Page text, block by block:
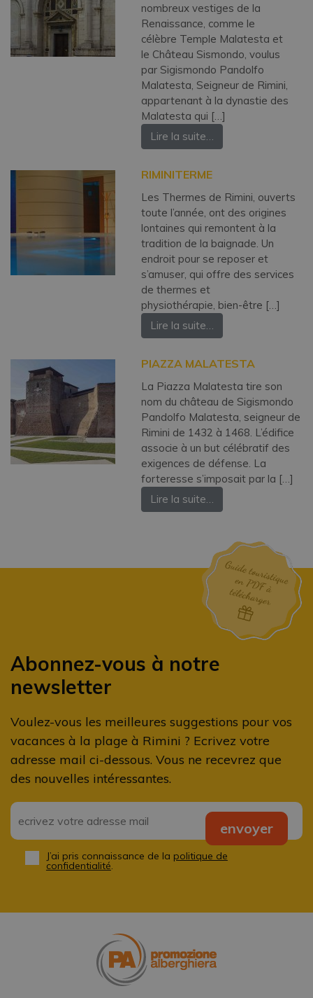
nombreux vestiges de la
Renaissance, comme le
célèbre Temple Malatesta et
le Château Sismondo, voulus
par Sigismondo Pandolfo
Malatesta, Seigneur de Rimini,
appartenant à la dynastie des
Malatesta qui […]
Lire la suite…
RIMINITERME
Les Thermes de Rimini, ouverts
toute l’année, ont des origines
lontaines qui remontent à la
tradition de la baignade. Un
endroit pour se reposer et
s’amuser, qui offre des services
de thermes et
physiothérapie, bien-être […]
Lire la suite…
PIAZZA MALATESTA
La Piazza Malatesta tire son
nom du château de Sigismondo
Pandolfo Malatesta, seigneur de
Rimini de 1432 à 1468. L’édifice
associe à un but célébratif des
exigences de défense. La
forteresse s’imposait par la […]
Lire la suite…
Abonnez-vous à notre
newsletter
Voulez-vous les meilleures suggestions pour vos
vacances à la plage à Rimini ? Ecrivez votre
adresse mail ci-dessous. Vous ne recevrez que
des nouvelles intéressantes.
Email
Privacy*
J’ai pris connaissance de la politique de
confidentialité.
envoyer